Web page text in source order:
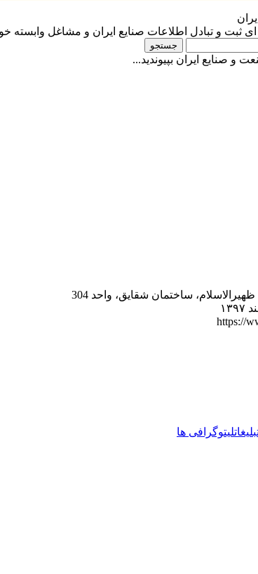
ثبت و تبادل اطلاعات صنایع ایران و مشاغل وابسته
و صنایع ایران بپیوندید...
ساختمان شقایق، واحد 304
https://
لیتوگرافی ها